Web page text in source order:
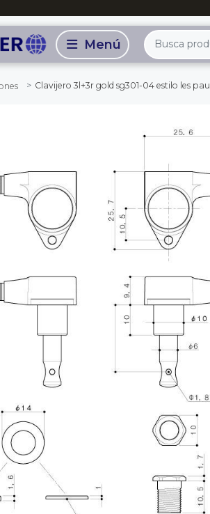
Clavijero 3l+3r gold sg301-04 estilo les paul